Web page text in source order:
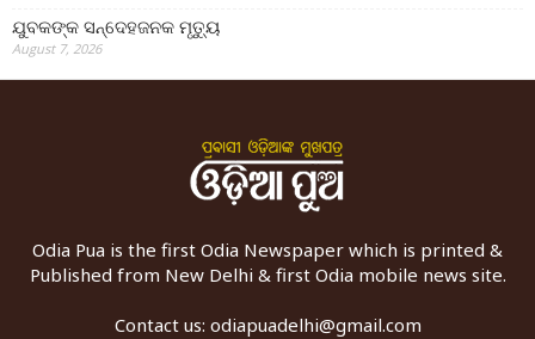
ଯୁବକଙ୍କ ସନ୍ଦେହଜନକ ମୃତ୍ୟୁ
August 7, 2026
Odia Pua is the first Odia Newspaper which is printed &
Published from New Delhi & first Odia mobile news site.
Contact us: odiapuadelhi@gmail.com